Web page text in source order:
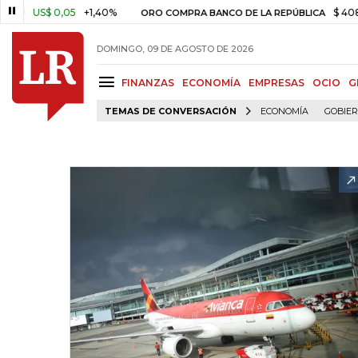
0,05 +1,40% ORO COMPRA BANCO DE LA REPÚBLICA $
DOMINGO, 09 DE AGOSTO DE 2026
FINANZAS ECONOMÍA EMPRESAS OCIO
TEMAS DE CONVERSACIÓN ECONOMÍA